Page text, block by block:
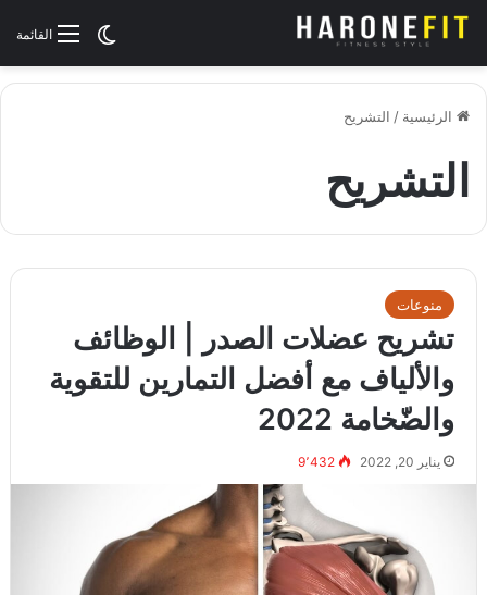
القائمةالوضع
الرئيسية / التشريح
التشريح
منوعات
تشريح عضلات الصدر | الوظائف
والألياف مع أفضل التمارين للتقوية
والضّخامة 2022
يناير 20, 2022 9٬432